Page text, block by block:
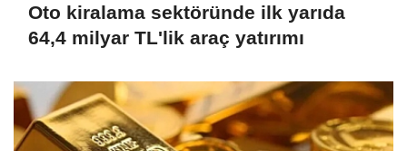
Oto kiralama sektöründe ilk yarıda
64,4 milyar TL'lik araç yatırımı